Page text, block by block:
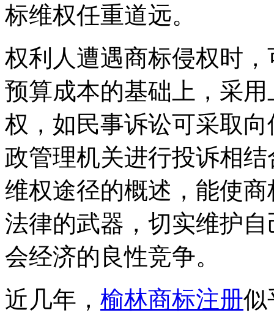
标维权任重道远。
权利人遭遇商标侵权时
预算成本的基础上，采
权，如民事诉讼可采取
政管理机关进行投诉相
维权途径的概述，能使
法律的武器，切实维护
会经济的良性竞争。
近几年， 榆林商标注册似